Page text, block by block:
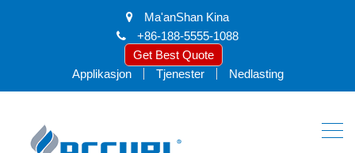
Ma'anShan Kina
+86-188-5555-1088
Get Best Quote
Applikasjon
Tjenester Nedlasting